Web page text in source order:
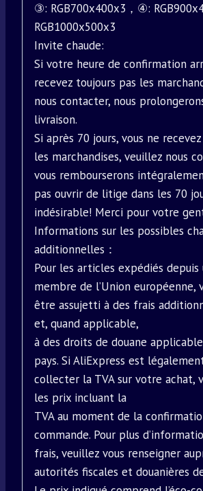
③: RGB700x400x3，④:
RGB1000x500x3
Invite chaude:
Si votre heure de confirmation
recevez toujours pas les
nous contacter, nous
livraison.
Si après 70 jours, vous ne
les marchandises, veuillez nous
vous rembourserons
pas ouvrir de litige dans les 70
indésirable! Merci pour votre
Informations sur les possibles
additionnelles：
Pour les articles expédiés depuis
membre de l’Union européenne,
être assujetti à des frais
et, quand applicable,
à des droits de douane
pays. Si AliExpress est
collecter la TVA sur votre achat,
les prix incluant la
TVA au moment de la
commande. Pour plus
frais, veuillez vous renseigner
autorités fiscales et douanières